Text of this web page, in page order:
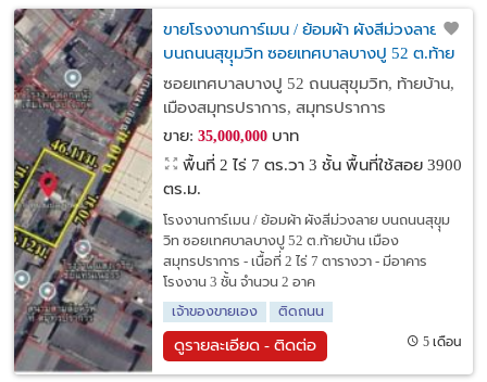
ขายโรงงานการ์เมน / ย้อมผ้า ผังสีม่วงลาย
บนถนนสุขุุมวิท ซอยเทศบาลบางปู 52 ต.ท้าย
บ้าน เมือง สมุทรปราการ
ซอยเทศบาลบางปู 52 ถนนสุขุมวิท, ท้ายบ้าน,
เมืองสมุทรปราการ, สมุทรปราการ
ขาย: 35,000,000บาท
พื้นที่ 2 ไร่ 7 ตร.วา 3 ชั้น พื้นที่ใช้สอย 3900
ตร.ม.
โรงงานการ์เมน / ย้อมผ้า ผังสีม่วงลาย บนถนนสุขุุม
วิท ซอยเทศบาลบางปู 52 ต.ท้ายบ้าน เมือง
สมุทรปราการ - เนื้อที่ 2 ไร่ 7 ตารางวา - มีอาคาร
โรงงาน 3 ชั้น จำนวน 2 อาค
เจ้าของขายเอง
ติดถนน
ดูรายละเอียด - ติดต่อ 5 เดือน